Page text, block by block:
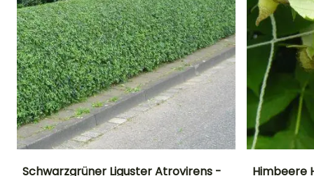
Schwarzgrüner Liguster Atrovirens -
Himbeere